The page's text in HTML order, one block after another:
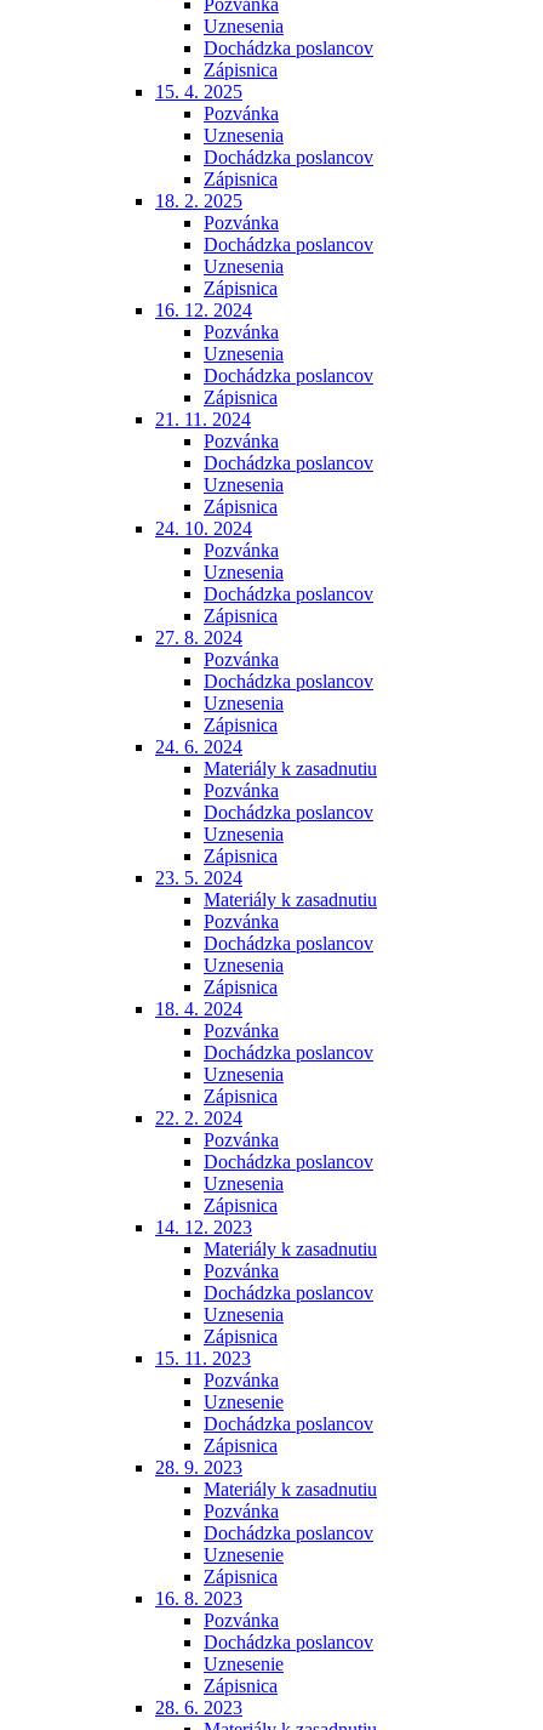
Pozvánka
Uznesenia
Dochádzka poslancov
Zápisnica
15. 4. 2025
Pozvánka
Uznesenia
Dochádzka poslancov
Zápisnica
18. 2. 2025
Pozvánka
Dochádzka poslancov
Uznesenia
Zápisnica
16. 12. 2024
Pozvánka
Uznesenia
Dochádzka poslancov
Zápisnica
21. 11. 2024
Pozvánka
Dochádzka poslancov
Uznesenia
Zápisnica
24. 10. 2024
Pozvánka
Uznesenia
Dochádzka poslancov
Zápisnica
27. 8. 2024
Pozvánka
Dochádzka poslancov
Uznesenia
Zápisnica
24. 6. 2024
Materiály k zasadnutiu
Pozvánka
Dochádzka poslancov
Uznesenia
Zápisnica
23. 5. 2024
Materiály k zasadnutiu
Pozvánka
Dochádzka poslancov
Uznesenia
Zápisnica
18. 4. 2024
Pozvánka
Dochádzka poslancov
Uznesenia
Zápisnica
22. 2. 2024
Pozvánka
Dochádzka poslancov
Uznesenia
Zápisnica
14. 12. 2023
Materiály k zasadnutiu
Pozvánka
Dochádzka poslancov
Uznesenia
Zápisnica
15. 11. 2023
Pozvánka
Uznesenie
Dochádzka poslancov
Zápisnica
28. 9. 2023
Materiály k zasadnutiu
Pozvánka
Dochádzka poslancov
Uznesenie
Zápisnica
16. 8. 2023
Pozvánka
Dochádzka poslancov
Uznesenie
Zápisnica
28. 6. 2023